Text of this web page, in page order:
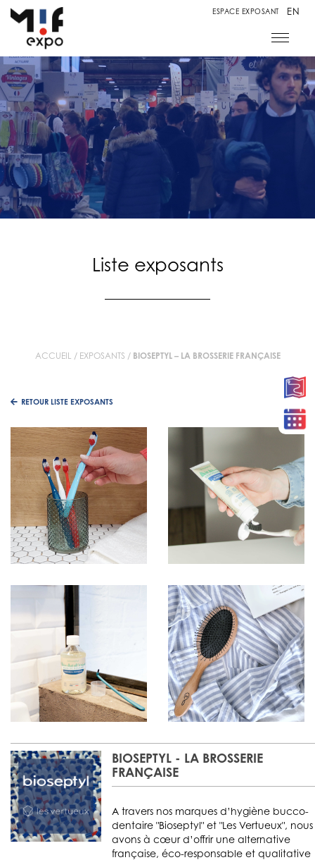
ESPACE EXPOSANT EN
Liste exposants
ACCUEIL / EXPOSANTS / BIOSEPTYL – LA BROSSERIE FRANÇAISE
RETOUR LISTE EXPOSANTS
BIOSEPTYL - LA BROSSERIE
FRANÇAISE
A travers nos marques d’hygiène bucco-
dentaire "Bioseptyl" et "Les Vertueux", nous
avons à cœur d’offrir une alternative
française, éco-responsable et qualitative